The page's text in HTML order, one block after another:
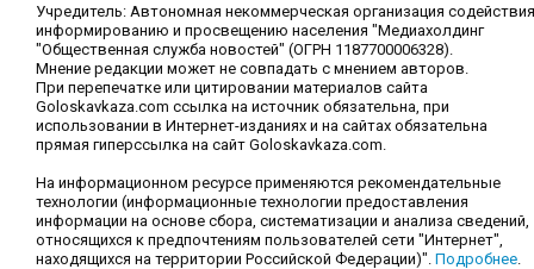
Учредитель: Автономная некоммерческая организация содействия
информированию и просвещению населения "Медиахолдинг
"Общественная служба новостей" (ОГРН 1187700006328).
Мнение редакции может не совпадать с мнением авторов.
При перепечатке или цитировании материалов сайта
Goloskavkaza.com ссылка на источник обязательна, при
использовании в Интернет-изданиях и на сайтах обязательна
прямая гиперссылка на сайт Goloskavkaza.com.
На информационном ресурсе применяются рекомендательные
технологии (информационные технологии предоставления
информации на основе сбора, систематизации и анализа сведений,
относящихся к предпочтениям пользователей сети "Интернет",
находящихся на территории Российской Федерации)". Подробнее